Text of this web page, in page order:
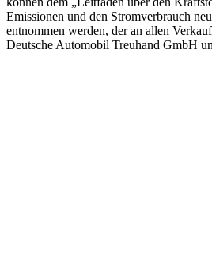
Emissionen und den Stromverbrauch
entnommen werden, der an allen
Deutsche Automobil Treuhand GmbH